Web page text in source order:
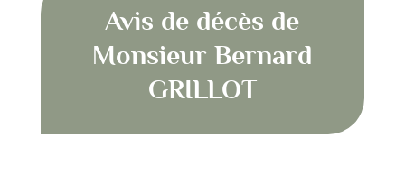
Avis de décès de
Monsieur Bernard
GRILLOT